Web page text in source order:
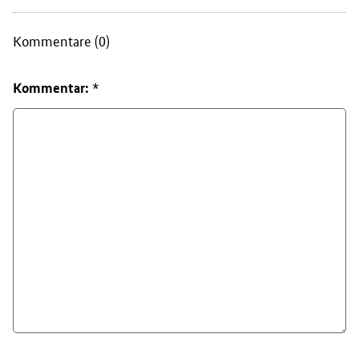
Kommentare (0)
Kommentar: *